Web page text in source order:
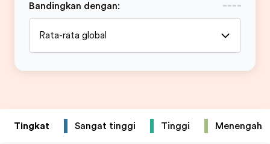
Bandingkan dengan:
Rata-rata global
Tingkat Sangat tinggi Tinggi Menengah